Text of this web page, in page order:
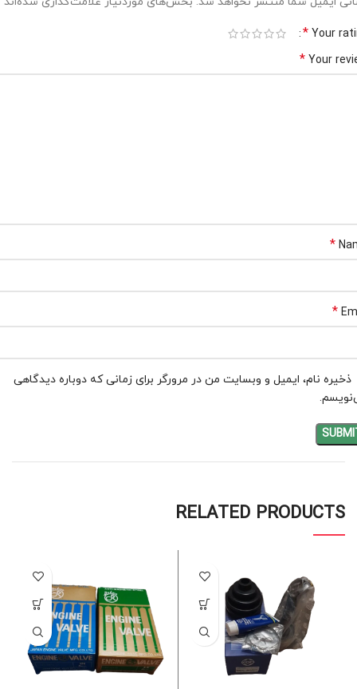
Your
*
Your
*
*
*
ذخیره نام، ایمیل و وبسایت من در مرورگر برای زمانی که دوباره دیدگاهی
RELATED PRODUCTS